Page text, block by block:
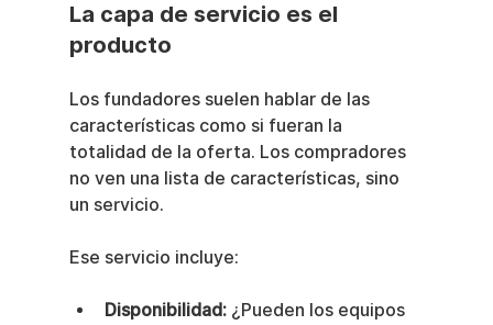
La capa de servicio es el
producto
Los fundadores suelen hablar de las
características como si fueran la
totalidad de la oferta. Los compradores
no ven una lista de características, sino
un servicio.
Ese servicio incluye:
Disponibilidad: ¿Pueden los equipos